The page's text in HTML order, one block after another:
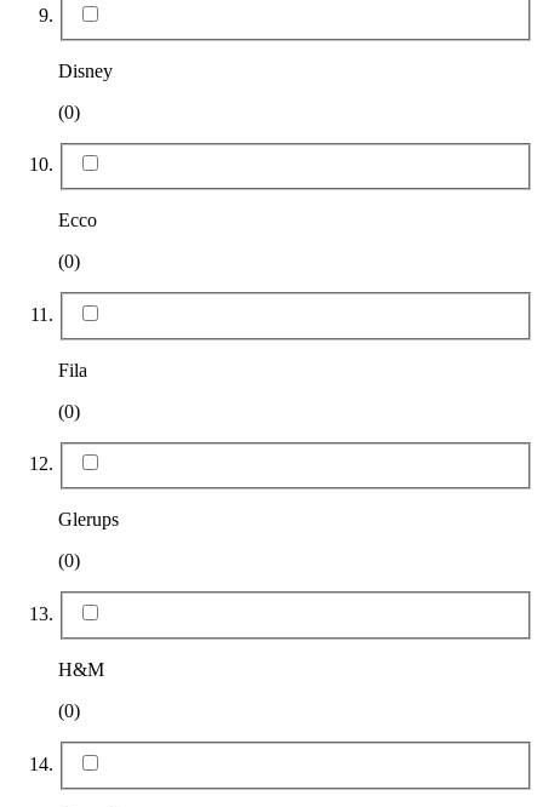
Disney
(0)
Ecco
(0)
Fila
(0)
Glerups
(0)
H&M
(0)